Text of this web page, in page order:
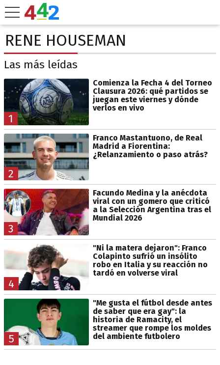
RENE HOUSEMAN
Las más leídas
1
Comienza la Fecha 4 del Torneo
Clausura 2026: qué partidos se
juegan este viernes y dónde
verlos en vivo
2
Franco Mastantuono, de Real
Madrid a Fiorentina:
¿Relanzamiento o paso atrás?
3
Facundo Medina y la anécdota
viral con un gomero que criticó
a la Selección Argentina tras el
Mundial 2026
4
"Ni la matera dejaron": Franco
Colapinto sufrió un insólito
robo en Italia y su reacción no
tardó en volverse viral
5
"Me gusta el fútbol desde antes
de saber que era gay": la
historia de Ramacity, el
streamer que rompe los moldes
del ambiente futbolero